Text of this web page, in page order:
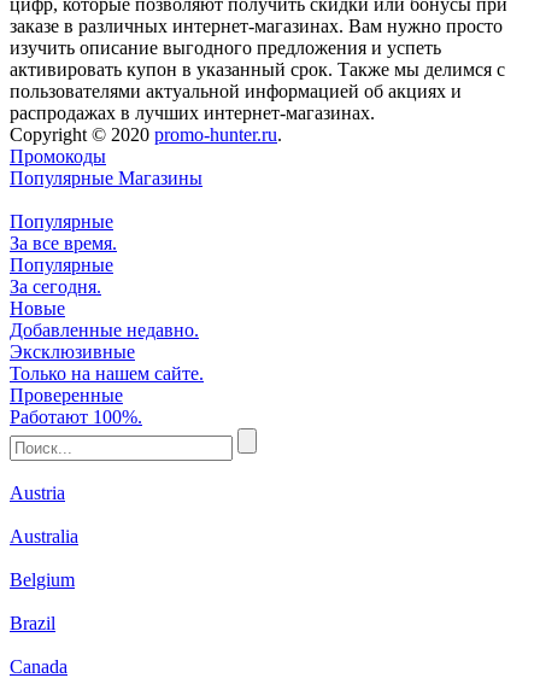
заказе в различных интернет-магазинах. Вам нужно просто
изучить описание выгодного предложения и успеть
активировать купон в указанный срок. Также мы делимся с
пользователями актуальной информацией об акциях и
распродажах в лучших интернет-магазинах.
Copyright © 2020 promo-hunter.ru.
Промокоды
Популярные Магазины
Популярные
За все время.
Популярные
За сегодня.
Новые
Добавленные недавно.
Эксклюзивные
Только на нашем сайте.
Проверенные
Работают 100%.
Austria
Australia
Belgium
Brazil
Canada